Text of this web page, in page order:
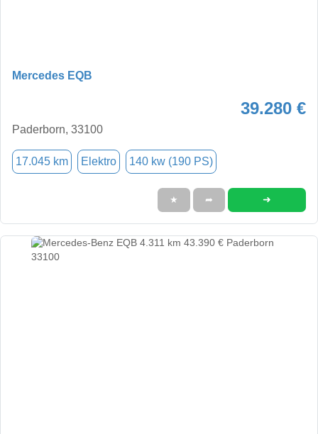
Mercedes EQB
39.280 €
Paderborn, 33100
17.045 km Elektro 140 kw (190 PS)
★ ➦ ➜